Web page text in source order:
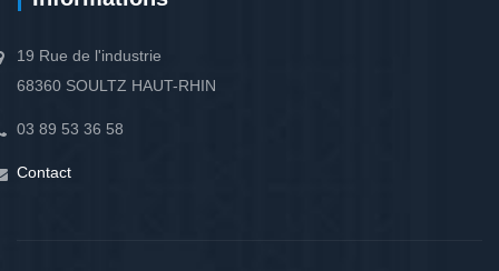
19 Rue de l'industrie
68360 SOULTZ HAUT-RHIN
03 89 53 36 58
Contact